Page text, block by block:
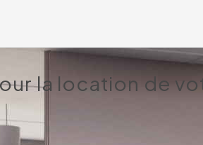
la location de